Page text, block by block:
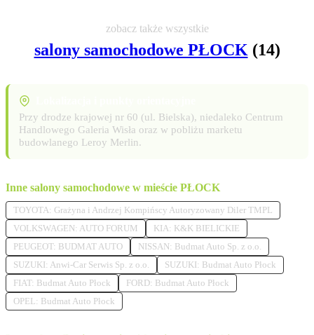
zobacz także wszystkie
salony samochodowe PŁOCK(14)
Przy drodze krajowej nr 60 (ul. Bielska), niedaleko Centrum
Handlowego Galeria Wisła oraz w pobliżu marketu
budowlanego Leroy Merlin.
Inne salony samochodowe w mieście PŁOCK
TOYOTA: Grażyna i Andrzej Kompińscy Autoryzowany Diler TMPL
VOLKSWAGEN: AUTO FORUM
KIA: K&K BIELICKIE
PEUGEOT: BUDMAT AUTO
NISSAN: Budmat Auto Sp. z o.o.
SUZUKI: Anwi-Car Serwis Sp. z o.o.
SUZUKI: Budmat Auto Płock
FIAT: Budmat Auto Płock
FORD: Budmat Auto Płock
OPEL: Budmat Auto Płock